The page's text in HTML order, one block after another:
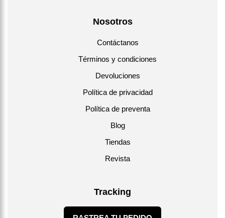
Nosotros
Contáctanos
Términos y condiciones
Devoluciones
Política de privacidad
Política de preventa
Blog
Tiendas
Revista
Tracking